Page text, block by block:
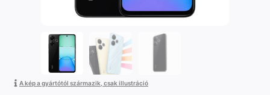
A kép a gyártótól származik, csak illustráció